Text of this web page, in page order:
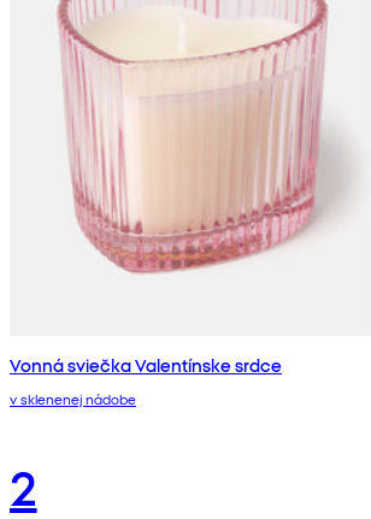
Vonná sviečka Valentínske srdce
v sklenenej nádobe
2